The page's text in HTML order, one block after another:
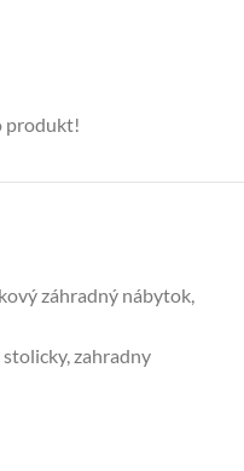
produkt!
záhradný nábytok,
stolicky,zahradny